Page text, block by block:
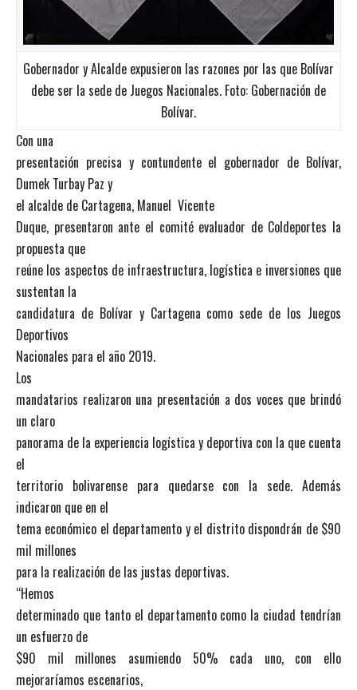
Gobernador y Alcalde expusieron las razones por las que Bolívar
debe ser la sede de Juegos Nacionales. Foto: Gobernación de
Bolívar.
Con una
presentación precisa y contundente el gobernador de Bolívar,
Dumek Turbay Paz y
el alcalde de Cartagena, Manuel Vicente
Duque, presentaron ante el comité evaluador de Coldeportes la
propuesta que
reúne los aspectos de infraestructura, logística e inversiones que
sustentan la
candidatura de Bolívar y Cartagena como sede de los Juegos
Deportivos
Nacionales para el año 2019.
Los
mandatarios realizaron una presentación a dos voces que brindó
un claro
panorama de la experiencia logística y deportiva con la que cuenta
el
territorio bolivarense para quedarse con la sede. Además
indicaron que en el
tema económico el departamento y el distrito dispondrán de $90
mil millones
para la realización de las justas deportivas.
“Hemos
determinado que tanto el departamento como la ciudad tendrían
un esfuerzo de
$90 mil millones asumiendo 50% cada uno, con ello
mejoraríamos escenarios,